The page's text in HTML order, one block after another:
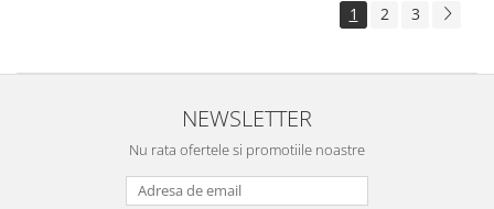
1 2 3
NEWSLETTER
Nu rata ofertele si promotiile noastre